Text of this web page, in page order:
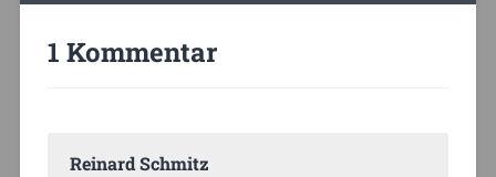
1 Kommentar
Reinard Schmitz